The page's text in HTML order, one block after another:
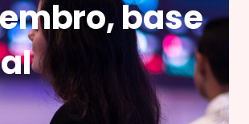
base